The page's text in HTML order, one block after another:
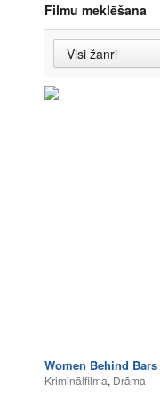
Filmu meklēšana
Women Behind Bars
Kriminālfilma, Drāma